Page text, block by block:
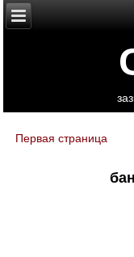
You are here
Первая страница